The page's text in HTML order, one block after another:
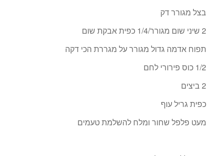
בצל מגורר דק
2 שיני שום מגורר/1/4 כפית אבקת שום
תפוח אדמה גדול מגורר על מגררת הכי דקה
1/2 כוס פירורי לחם
2 ביצים
כפית גריל עוף
מעט פלפל שחור ומלח להשלמת טעמים